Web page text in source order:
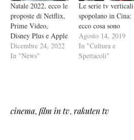
Natale 2022, ecco le
proposte di Netflix,
Prime Video,
Disney Plus e Apple
Dicembre 24, 2022
In "News"
Le serie tv verticali
spopolano in Cina:
ecco cosa sono
Agosto 14, 2019
In "Cultura e
Spettacoli"
cinema, film in tv, rakuten tv